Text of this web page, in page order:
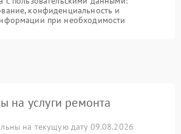
конфиденциальность и
при необходимости
на услуги ремонта
на текущую дату 09.08.2026